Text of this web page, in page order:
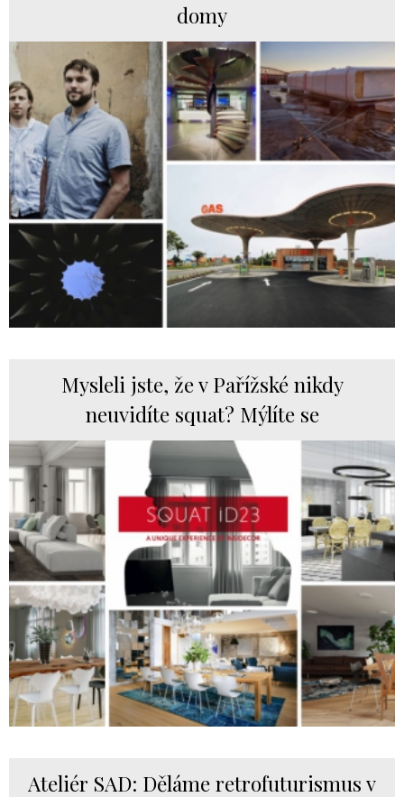
domy
Mysleli jste, že v Pařížské nikdy
neuvidíte squat? Mýlíte se
Ateliér SAD: Děláme retrofuturismus v